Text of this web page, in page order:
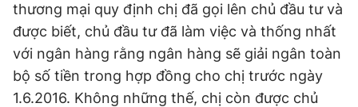
thương mại quy định chị đã gọi lên chủ đầu tư và
được biết, chủ đầu tư đã làm việc và thống nhất
với ngân hàng rằng ngân hàng sẽ giải ngân toàn
bộ số tiền trong hợp đồng cho chị trước ngày
1.6.2016. Không những thế, chị còn được chủ